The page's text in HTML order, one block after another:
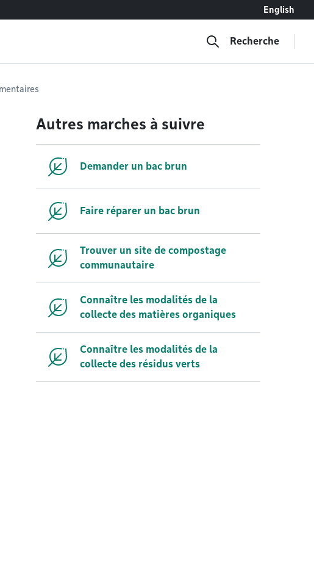
English
Recherche
Autres marches à suivre
Demander un bac brun
Faire réparer un bac brun
Trouver un site de compostage
communautaire
Connaître les modalités de la
collecte des matières organiques
Connaître les modalités de la
collecte des résidus verts